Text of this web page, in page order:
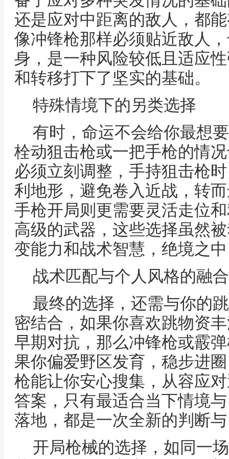
还是应对中距离的敌人，都
像冲锋枪那样必须贴近敌人
身，是一种风险较低且适应
和转移打下了坚实的基础。
特殊情境下的另类选择
有时，命运不会给你最想
栓动狙击枪或一把手枪的情
必须立刻调整，手持狙击枪
利地形，避免卷入近战，转
手枪开局则更需要灵活走位
高级的武器，这些选择虽然
变能力和战术智慧，绝境之
战术匹配与个人风格的融合
最终的选择，还需与你的
密结合，如果你喜欢跳物资
早期对抗，那么冲锋枪或霰
果你偏爱野区发育，稳步进
枪能让你安心搜集，从容应
答案，只有最适合当下情境
落地，都是一次全新的判断
开局枪械的选择，如同一